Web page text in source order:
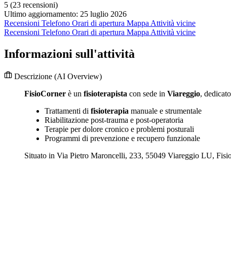
5 (23 recensioni)
Ultimo aggiornamento: 25 luglio 2026
Recensioni Telefono Orari di apertura Mappa Attività vicine
Recensioni Telefono Orari di apertura Mappa Attività vicine
Informazioni sull'attività
Descrizione (AI Overview)
FisioCorner è un fisioterapista con sede in Viareggio,
Trattamenti di fisioterapia manuale e strumentale
Riabilitazione post-trauma e post-operatoria
Terapie per dolore cronico e problemi posturali
Programmi di prevenzione e recupero funzionale
Situato in Via Pietro Maroncelli, 233, 55049 Viareggio LU,